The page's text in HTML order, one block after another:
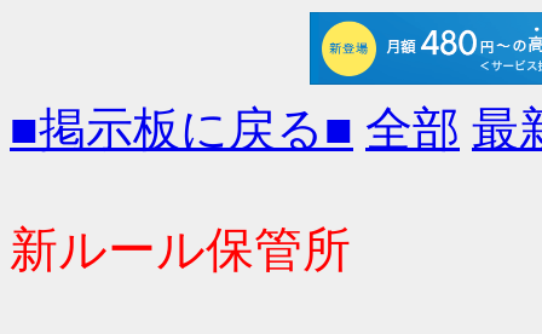
■掲示板に戻る■ 全部 最
新ルール保管所